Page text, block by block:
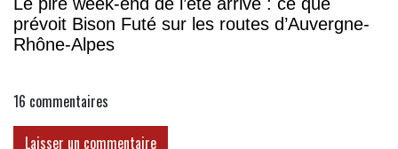
prévoit Bison Futé sur les routes d’Auvergne-
Rhône-Alpes
16 commentaires
Laisser un commentaire